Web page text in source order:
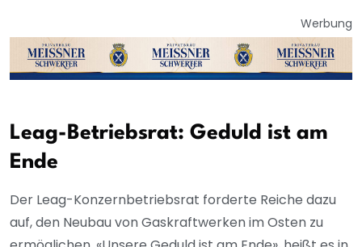
Werbung
Leag-Betriebsrat: Geduld ist am
Ende
Der Leag-Konzernbetriebsrat forderte Reiche dazu
auf, den Neubau von Gaskraftwerken im Osten zu